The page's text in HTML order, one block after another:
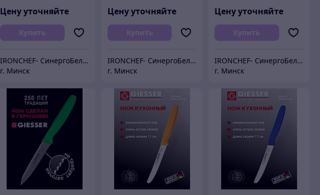
Цену уточняйте
Купить
IRONCHEF- СинергоБелСервис (для юр.лиц)
г. Минск
Цену уточняйте
Купить
IRONCHEF- СинергоБелСервис (для юр.лиц)
г. Минск
Цену уточняйте
Купить
IRONCHEF- СинергоБелСервис (для юр.лиц)
г. Минск